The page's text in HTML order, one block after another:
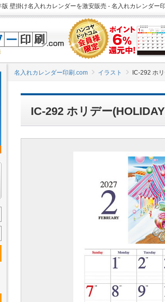
壁掛け名入れカレンダーを激安販売 - 名入れカレンダー
名入れカレンダー印刷.com イラスト IC-292 ホ
IC-292 ホリデー